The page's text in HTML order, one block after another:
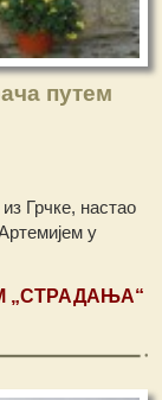
путем
Грчке, настао
у
„СТРАДАЊА“